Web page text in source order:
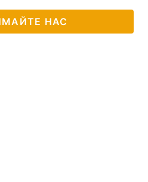
НАС